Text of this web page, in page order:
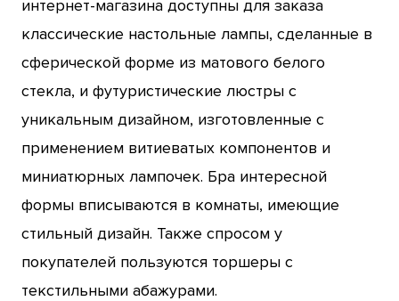
интернет-магазина доступны для заказа
классические настольные лампы, сделанные в
сферической форме из матового белого
стекла, и футуристические люстры с
уникальным дизайном, изготовленные с
применением витиеватых компонентов и
миниатюрных лампочек. Бра интересной
формы вписываются в комнаты, имеющие
стильный дизайн. Также спросом у
покупателей пользуются торшеры с
текстильными абажурами.